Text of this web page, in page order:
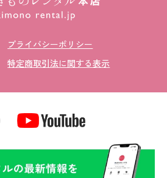
プライバシーポリシー
特定商取引法に関する表示